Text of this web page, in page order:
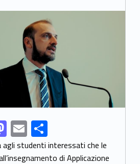
M
as
E
m
C
o
agli studenti interessati che le
di Applicazione